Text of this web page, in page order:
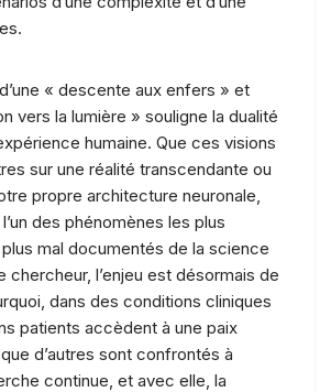
« descente aux enfers » et
vers la lumière » souligne la dualité
humaine. Que ces visions
sur une réalité transcendante ou
propre architecture neuronale,
des phénomènes les plus
mal documentés de la science
chercheur, l’enjeu est désormais de
dans des conditions cliniques
patients accèdent à une paix
d’autres sont confrontés à
continue, et avec elle, la